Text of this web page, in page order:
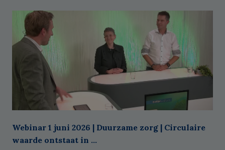
Webinar 1 juni 2026 | Duurzame zorg | Circulaire
waarde ontstaat in ...